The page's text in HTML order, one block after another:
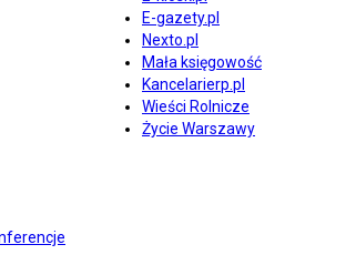
E-gazety.pl
Nexto.pl
Mała księgowość
Kancelarierp.pl
Wieści Rolnicze
Życie Warszawy